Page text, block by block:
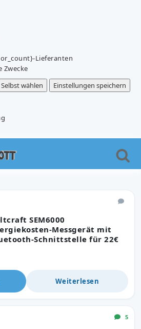
Lieferanten
Zwecke
Selbst wählen
Einstellungen speichern
SEM6000
Messgerät mit
Schnittstelle für 22€
Weiterlesen
5